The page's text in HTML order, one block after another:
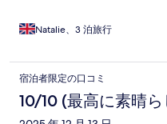
Natalie、3 泊旅行
宿泊者限定の口コミ
10/10 (最高に素晴ら